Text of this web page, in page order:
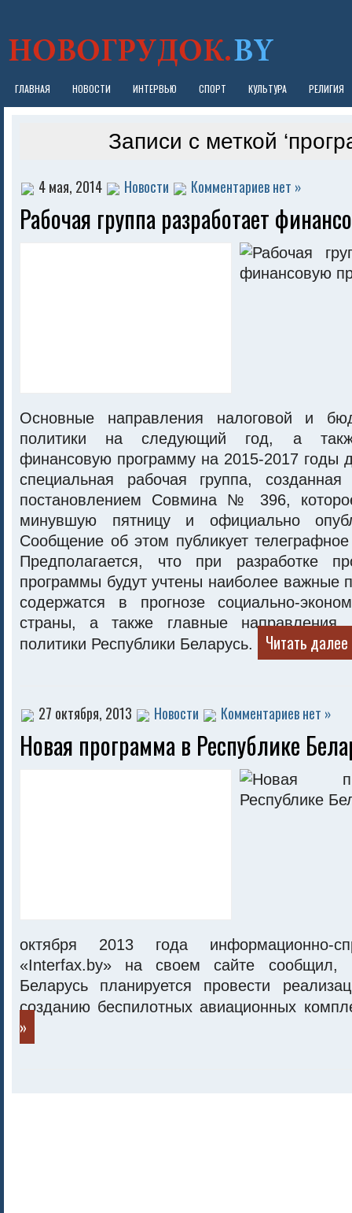
ГЛАВНАЯ НОВОСТИ ИНТЕРВЬЮ СПОРТ КУЛЬТУРА РЕЛИГИЯ
Записи с меткой
4 мая, 2014 Новости Комментариев нет »
Рабочая группа разработает
Основные направления налоговой и
политики на следующий год, а
финансовую программу на 2015-2017 годы
специальная рабочая группа,
постановлением Совмина № 396,
минувшую пятницу и официально
Сообщение об этом публикует
Предполагается, что при разработке
программы будут учтены наиболее важные
содержатся в прогнозе социально-
страны, а также главные направления
политики Республики Беларусь.
Читать далее
27 октября, 2013 Новости Комментариев нет »
Новая программа в Республике
октября 2013 года информационно-
«Interfax.by» на своем сайте сообщил,
Беларусь планируется провести
созданию беспилотных авиационных
»